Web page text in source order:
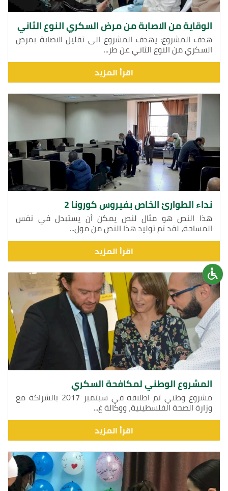
الوقاية من الاصابة من مرض السكري النوع الثاني
هدف المشروع: يهدف المشروع الى تقليل الاصابة بمرض
السكري من النوع الثاني عن طر...
اقرأ المزيد
نداء الطوارئ الخاص بفيروس كورونا 2
هذا النص هو مثال لنص يمكن أن يستبدل في نفس
المساحة، لقد تم توليد هذا النص من مول...
اقرأ المزيد
المشروع الوطني لمكافحة السكري
مشروع وطني تم اطلاقه في سبتمبر 2017 بالشراكة مع
وزارة الصحة الفلسطينية، ووكالة غ...
اقرأ المزيد